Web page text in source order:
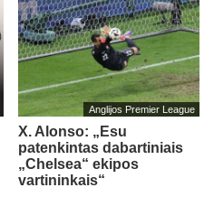
Anglijos Premier League
X. Alonso: „Esu
patenkintas dabartiniais
„Chelsea“ ekipos
vartininkais“